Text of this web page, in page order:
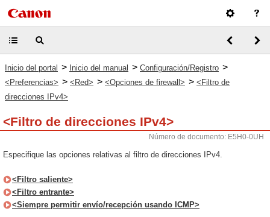
Inicio del portal > Inicio del manual > Configuración/Registro >
<Preferencias> > <Red> > <Opciones de firewall> > <Filtro de
direcciones IPv4>
<Filtro de direcciones IPv4>
Número de documento: E5H0-0UH
Especifique las opciones relativas al filtro de direcciones IPv4.
<Filtro saliente>
<Filtro entrante>
<Siempre permitir envío/recepción usando ICMP>